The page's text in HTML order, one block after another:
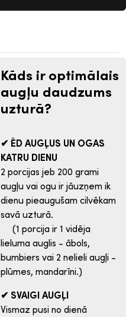
Kāds ir optimālais
augļu daudzums
uzturā?
✔ ĒD AUGĻUS UN OGAS
KATRU DIENU
2 porcijas jeb 200 grami
augļu vai ogu ir jāuzņem ik
dienu pieaugušam cilvēkam
savā uzturā.
(1 porcija ir 1 vidēja
lieluma auglis - ābols,
bumbiers vai 2 nelieli augļi -
plūmes, mandarīni.)
✔ SVAIGI AUGĻI
Vismaz pusi no dienā